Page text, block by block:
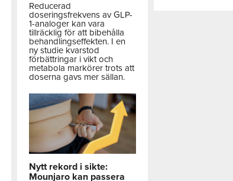
Reducerad
doseringsfrekvens av GLP-
1-analoger kan vara
tillräcklig för att bibehålla
behandlingseffekten. I en
ny studie kvarstod
förbättringar i vikt och
metabola markörer trots att
doserna gavs mer sällan.
Nytt rekord i sikte:
Mounjaro kan passera